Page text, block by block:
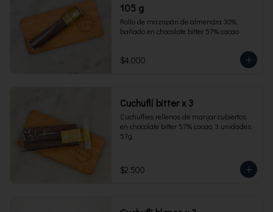
105 g
Rollo de mazapán de almendra 30%,
bañado en chocolate bitter 57% cacao
$4.000
Cuchuflí bitter x 3
Cuchuflies rellenos de manjar cubiertos
en chocolate bitter 57% cacao, 3 unidades,
57g.
$2.500